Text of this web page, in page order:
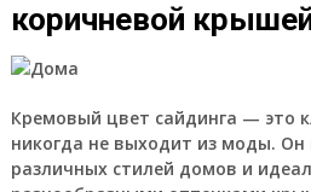
коричневой
Кремовый цвет сайдинга — это
никогда не выходит из моды.
различных стилей домов и